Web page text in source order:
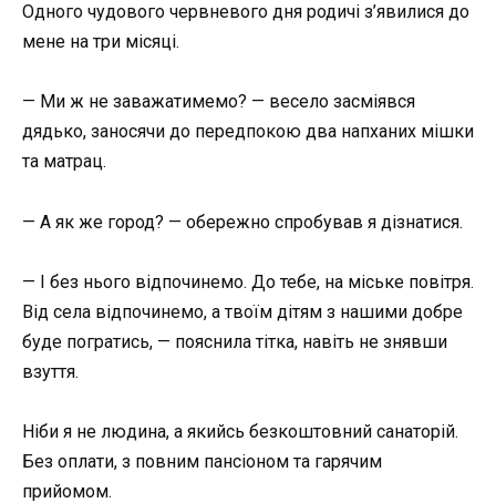
Одного чудового червневого дня родичі з’явилися до
мене на три місяці.
— Ми ж не заважатимемо? — весело засміявся
дядько, заносячи до передпокою два напханих мішки
та матрац.
— А як же город? — обережно спробував я дізнатися.
— І без нього відпочинемо. До тебе, на міське повітря.
Від села відпочинемо, а твоїм дітям з нашими добре
буде погратись, — пояснила тітка, навіть не знявши
взуття.
Ніби я не людина, а якийсь безкоштовний санаторій.
Без оплати, з повним пансіоном та гарячим
прийомом.